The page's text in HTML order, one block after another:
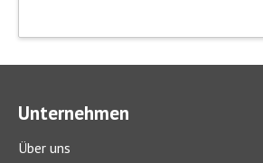
Unternehmen
Über uns